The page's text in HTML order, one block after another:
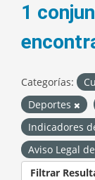
1
Categorías:
Deportes
Indicadores
Aviso Legal
Filtrar